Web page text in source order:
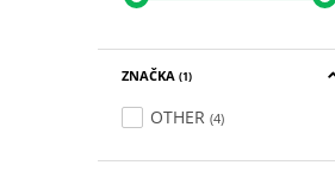
ZNAČKA (1)
OTHER (4)